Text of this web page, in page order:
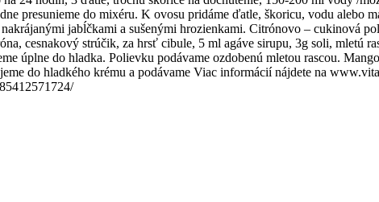
presunieme do mixéru. K ovosu pridáme ďatle, škoricu, vodu alebo
jabĺčkami a sušenými hrozienkami. Citrónovo – cukinová
cesnakový strúčik, za hrsť cibule, 5 ml agáve sirupu, 3g soli, mletú
úplne do hladka. Polievku podávame ozdobenú mletou rascou.
do hladkého krému a podávame Viac informácií nájdete na